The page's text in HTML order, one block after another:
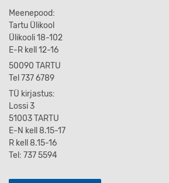
Meenepood:
Tartu Ülikool
Ülikooli 18-102
E-R kell 12-16
50090 TARTU
Tel 737 6789
TÜ kirjastus:
Lossi 3
51003 TARTU
E-N kell 8.15-17
R kell 8.15-16
Tel: 737 5594